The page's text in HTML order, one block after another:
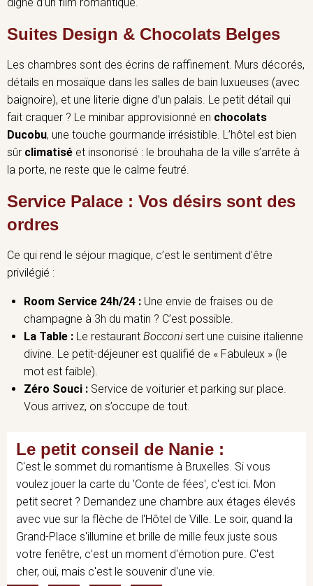
digne d’un film romantique.
Suites Design & Chocolats Belges
Les chambres sont des écrins de raffinement. Murs décorés,
détails en mosaïque dans les salles de bain luxueuses (avec
baignoire), et une literie digne d’un palais. Le petit détail qui
fait craquer ? Le minibar approvisionné en chocolats
Ducobu, une touche gourmande irrésistible. L’hôtel est bien
sûr climatisé et insonorisé : le brouhaha de la ville s’arrête à
la porte, ne reste que le calme feutré.
Service Palace : Vos désirs sont des
ordres
Ce qui rend le séjour magique, c’est le sentiment d’être
privilégié :
Room Service 24h/24 : Une envie de fraises ou de
champagne à 3h du matin ? C’est possible.
La Table : Le restaurant Bocconisert une cuisine italienne
divine. Le petit-déjeuner est qualifié de « Fabuleux » (le
mot est faible).
Zéro Souci : Service de voiturier et parking sur place.
Vous arrivez, on s’occupe de tout.
Le petit conseil de Nanie :
C'est le sommet du romantisme à Bruxelles. Si vous
voulez jouer la carte du 'Conte de fées', c'est ici. Mon
petit secret ? Demandez une chambre aux étages élevés
avec vue sur la flèche de l'Hôtel de Ville. Le soir, quand la
Grand-Place s'illumine et brille de mille feux juste sous
votre fenêtre, c'est un moment d'émotion pure. C'est
cher, oui, mais c'est le souvenir d'une vie.